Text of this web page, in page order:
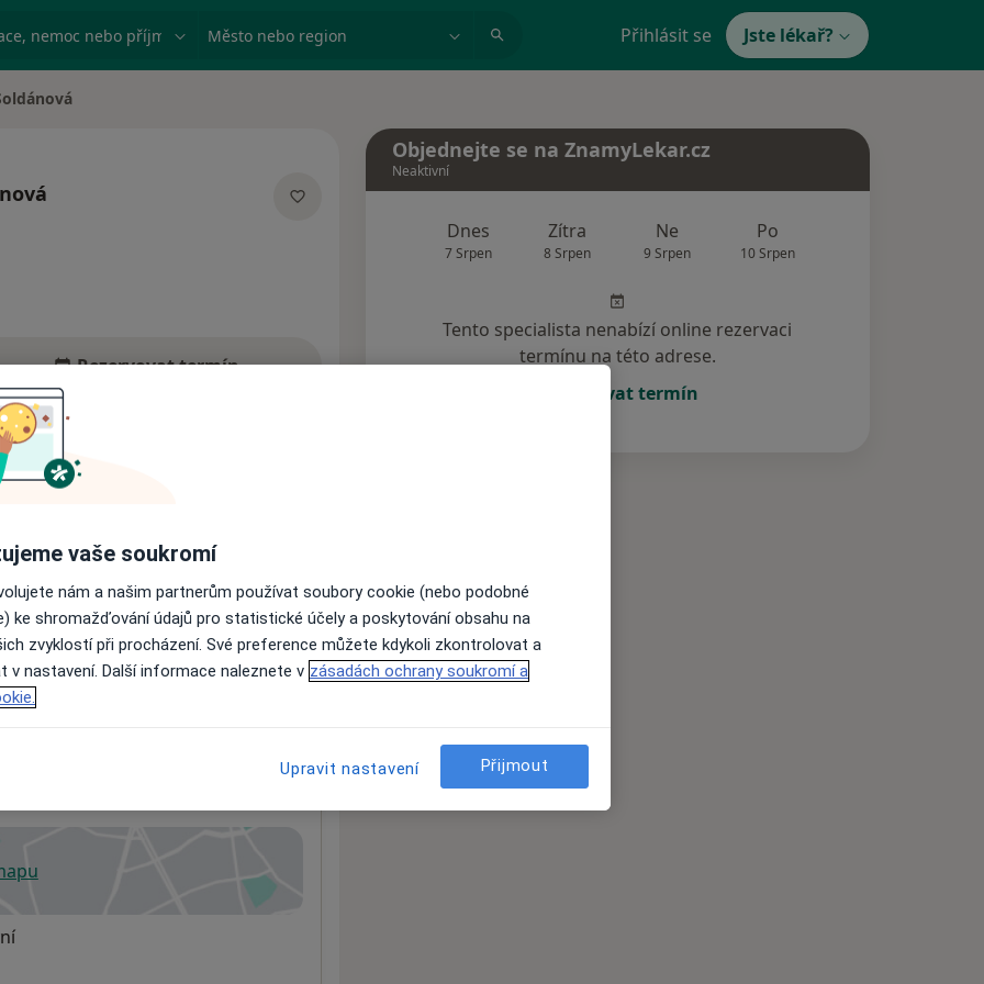
nemoc nebo příjmení Město nebo region Přihlásit se Jste lékař?
Rezervovat termín
nejsou k dispozici
informace o svých službách.
v nové záložce
Objednejte se na ZnamyLekar.cz
Neaktivní
Dnes
7 Srpen
Zítra
8 Srpen
Ne
9 Srpen
Po
10 Srpen
Tento specialista nenabízí online rezervaci
termínu na této adrese.
Rezervovat termín
vaše soukromí
nám a našim partnerům používat soubory cookie (nebo podobné
ke shromažďování údajů pro statistické účely a poskytování obsahu na
zvyklostí při procházení. Své preference můžete kdykoli zkontrolovat a
v nastavení. Další informace naleznete v zásadách ochrany soukromí a
Upravit nastavení Přijmout